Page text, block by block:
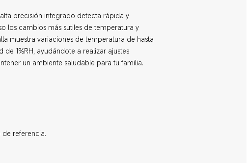
precisión integrado detecta rápida y
los cambios más sutiles de temperatura y
muestra variaciones de temperatura de hasta
de 1%RH, ayudándote a realizar ajustes
un ambiente saludable para tu familia.
referencia.